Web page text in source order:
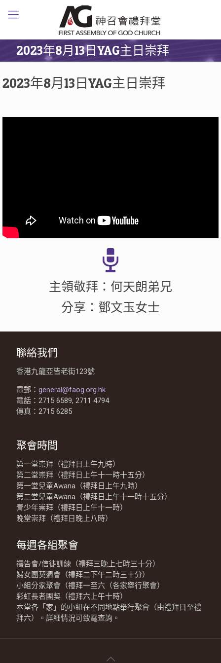
2023年8月13日YAG主日崇拜
2023年8月13日YAG主日崇拜
主領敬拜：何天朗弟兄
分享：鄧文玉女士
聯絡我們
香港九龍亞皆老街123號
電郵： general@faog.org.hk
電話：2715 6589, 2711 4794
傳真：2715 6285
聚會時間
第一堂崇拜（禮拜日上午九時）
第二堂崇拜（禮拜日上午十一時十五分）
第一堂兒童Awana（禮拜日上午九時）
第二堂兒童Awana（禮拜日上午十一時十五分）
青少年崇拜（禮拜日上午十一時）
晚堂崇拜（禮拜日晚上八時）
每週各組聚會
禱告會/信徒訓練（禮拜三晚上七時三十分）
婦女團契週會（禮拜二下午二時三十分）
小組分家聚會（禮拜一至六（各家舉行聚會）
彩虹長者團契（禮拜六上午十時）
本堂各「家」的小組在不同地點舉行聚會（由禮拜日至禮
拜六）。詳細情況可致電查詢。